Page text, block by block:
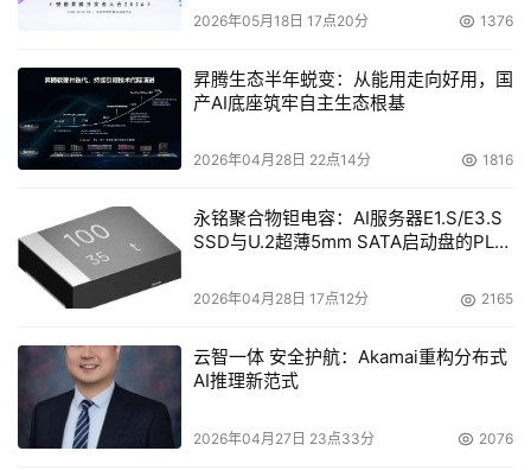
2026年05月18日 17点20分 1376
昇腾生态半年蜕变：从能用走向好用，国
产AI底座筑牢自主生态根基
2026年04月28日 22点14分 1816
永铭聚合物钽电容：AI服务器E1.S/E3.S
SSD与U.2超薄5mm SATA启动盘的PLP
2026年04月28日 17点12分 2165
云智一体 安全护航：Akamai重构分布式
AI推理新范式
2026年04月27日 23点33分 2076